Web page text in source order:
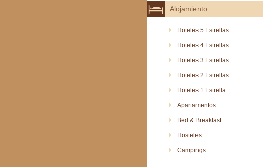
Alojamiento
Hoteles 5 Estrellas
Hoteles 4 Estrellas
Hoteles 3 Estrellas
Hoteles 2 Estrellas
Hoteles 1 Estrella
Apartamentos
Bed & Breakfast
Hosteles
Campings